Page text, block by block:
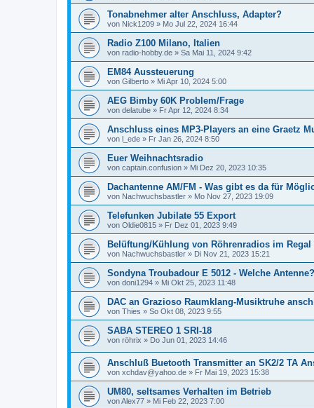
Tonabnehmer alter Anschluss, Adapter?
von Nick1209 » Mo Jul 22, 2024 16:44
Radio Z100 Milano, Italien
von radio-hobby.de » Sa Mai 11, 2024 9:42
EM84 Aussteuerung
von Gilberto » Mi Apr 10, 2024 5:00
AEG Bimby 60K Problem/Frage
von delatube » Fr Apr 12, 2024 8:34
Anschluss eines MP3-Players an eine Graetz
von l_ede » Fr Jan 26, 2024 8:50
Euer Weihnachtsradio
von captain.confusion » Mi Dez 20, 2023 10:35
Dachantenne AM/FM - Was gibt es da für
von Nachwuchsbastler » Mo Nov 27, 2023 19:09
Telefunken Jubilate 55 Export
von Oldie0815 » Fr Dez 01, 2023 9:49
Belüftung/Kühlung von Röhrenradios im Regal
von Nachwuchsbastler » Di Nov 21, 2023 15:21
Sondyna Troubadour E 5012 - Welche Antenne?
von doni1294 » Mi Okt 25, 2023 11:48
DAC an Grazioso Raumklang-Musiktruhe
von Thies » So Okt 08, 2023 9:55
SABA STEREO 1 SRI-18
von röhrix » Do Jun 01, 2023 14:46
Anschluß Buetooth Transmitter an SK2/2 TA
von xchdav@yahoo.de » Fr Mai 19, 2023 15:38
UM80, seltsames Verhalten im Betrieb
vonAlex77 » Mi Feb 22, 2023 7:00